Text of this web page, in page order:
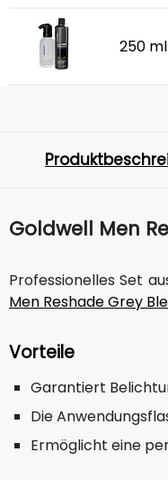
250 ml
Goldwell Men
Professionelles Set
Men Reshade Grey
Vorteile
Garantiert
Die
Ermöglicht eine